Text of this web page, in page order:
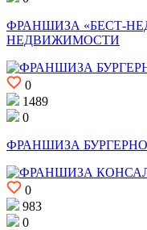
ФРАНШИЗА «БЕСТ-
НЕДВИЖИМОСТИ
0
1489
0
ФРАНШИЗА
0
983
0